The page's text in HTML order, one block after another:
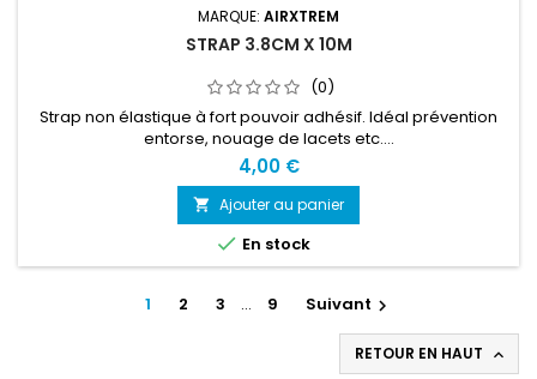
MARQUE: AIRXTREM
STRAP 3.8CM X 10M
(0)
Strap non élastique à fort pouvoir adhésif. Idéal prévention
entorse, nouage de lacets etc....
4,00 €
 Ajouter au panier
 En stock
1 2 3 … 9 Suivant 
RETOUR EN HAUT 